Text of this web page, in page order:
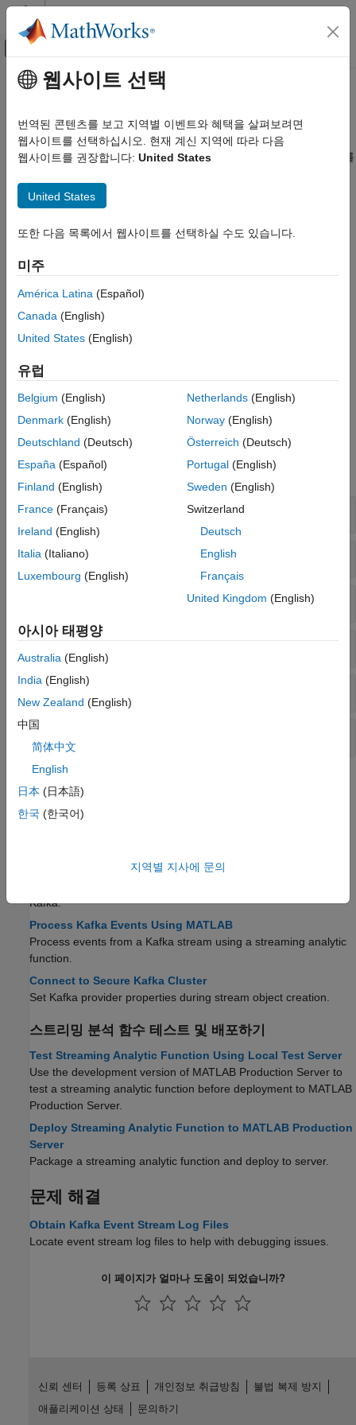
콘텐츠로 바로 가기
오프캔버스 탐색 메뉴 토글
문서 홈
MATLAB Production Server
카테고리
설치
서버 관리
보안
이벤트 스트림 처리
주요 콘텐츠
이벤트 스트림 처리
Kafka®이벤트와 같은 이벤트를 읽고 쓰기
Streaming Data Framework for MATLAB
를
이벤트 스트리밍 플랫폼에서 Kafka 이벤트와 같은 이벤트
테스트합니다. (MATLAB Compiler SDK™필요)
(MATLAB Production Server
MATLAB Production Server
항목을 참조하십시오.
함수
모두 확장
이벤트 스트림에 연결하기
이벤트 읽고 쓰기
Kafka프로바이더 속성
프로덕션 환경 시뮬레이션
도움말 항목
이벤트 스트림 처리하기
Streaming Data Framework for MATLAB Production Server
Kafka.
Process Kafka Events Using MATLAB
Process events from a Kafka stream using a streaming analytic
function.
Connect to Secure Kafka Cluster
Set Kafka provider properties during stream object creation.
스트리밍 분석 함수 테스트 및 배포하기
Test Streaming Analytic Function Using Local Test Server
Use the development version of MATLAB Production Server to
test a streaming analytic function before deployment to MATLAB
Production Server.
Deploy Streaming Analytic Function to MATLAB Production
Server
Package a streaming analytic function and deploy to server.
문제 해결
Obtain Kafka Event Stream Log Files
Locate event stream log files to help with debugging issues.
이 페이지가 얼마나 도움이 되었습니까?
웹사이트 선택
번역된 콘텐츠를 보고 지역별 이벤트와 혜택을 살펴보려면
웹사이트를 선택하십시오. 현재 계신 지역에 따라 다음
웹사이트를 권장합니다: United States
United States
또한 다음 목록에서 웹사이트를 선택하실 수도 있습니다.
미주
América Latina (Español)
Canada (English)
United States (English)
유럽
Belgium (English)
Denmark (English)
Deutschland (Deutsch)
España (Español)
Finland (English)
France (Français)
Ireland (English)
Italia (Italiano)
Luxembourg (English)
Netherlands(English)
Norway(English)
Österreich (Deutsch)
Portugal(English)
Sweden (English)
Switzerland
Deutsch
English
Français
United Kingdom (English)
아시아 태평양
Australia (English)
India (English)
New Zealand (English)
中国
简体中文
English
日本 (日本語)
한국 (한국어)
지역별 지사에 문의
신뢰 센터 등록 상표 개인정보 취급방침
불법 복제 방지
애플리케이션 상태
문의하기